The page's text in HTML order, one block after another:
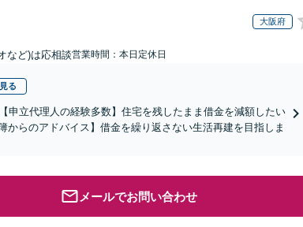
大阪府
など)は応相談営業時間：本日定休日
る
申立代理人の経験多数】住宅を残したまま借金を減額したい
らのアドバイス】借金を繰り返さない生活再建を目指しま
メールでお問い合わせ